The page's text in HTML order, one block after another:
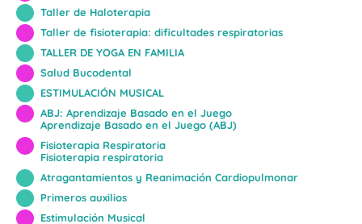
Taller de Haloterapia
Taller de fisioterapia: dificultades respiratorias
TALLER DE YOGA EN FAMILIA
Salud Bucodental
ESTIMULACIÓN MUSICAL
ABJ: Aprendizaje Basado en el Juego
Aprendizaje Basado en el Juego (ABJ)
Fisioterapia Respiratoria
Fisioterapia respiratoria
Atragantamientos y Reanimación Cardiopulmonar
Primeros auxilios
Estimulación Musical